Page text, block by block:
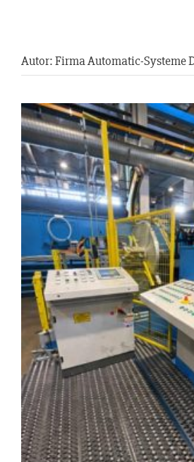
Autor:Firma Automatic-Systeme